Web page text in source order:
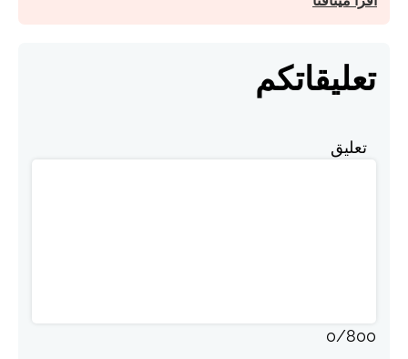
تعليقاتكم
تعليق
0/800